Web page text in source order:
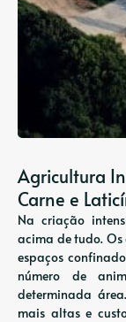
Agricultura
Carne e
Na criação
acima de tudo.
espaços
número de
determinada
mais altas e